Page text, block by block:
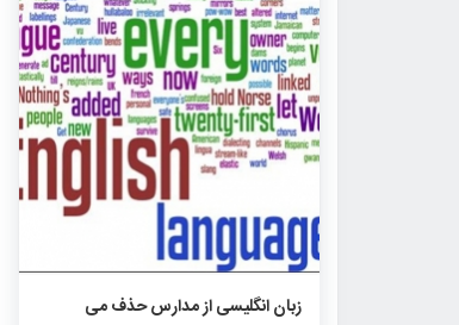
۱۱۶۲
زبان انگلیسی از مدارس حذف می